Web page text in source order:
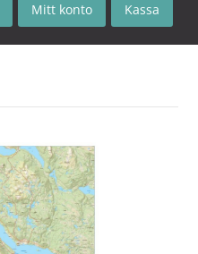
Mitt konto Kassa